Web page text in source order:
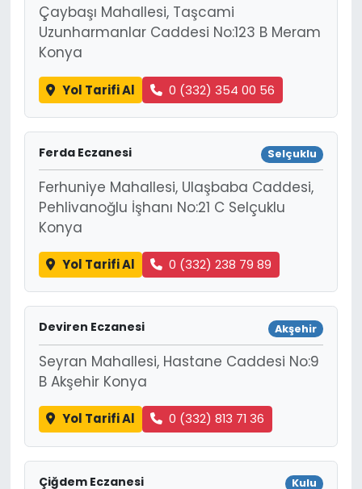
Çaybaşı Mahallesi, Taşcami
Uzunharmanlar Caddesi No:123 B Meram
Konya
Yol Tarifi Al 0 (332) 354 00 56
Ferda Eczanesi Selçuklu
Ferhuniye Mahallesi, Ulaşbaba Caddesi,
Pehlivanoğlu İşhanı No:21 C Selçuklu
Konya
Yol Tarifi Al 0 (332) 238 79 89
Deviren Eczanesi Akşehir
Seyran Mahallesi, Hastane Caddesi No:9
B Akşehir Konya
Yol Tarifi Al 0 (332) 813 71 36
Çiğdem Eczanesi Kulu